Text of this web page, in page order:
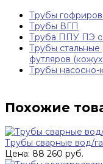
Трубы
Трубы ВГП
Труба ППУ ПЭ
Трубы стальные
футляров
Трубы насосно-
Похожие
Трубы сварные вод/
Цена: 88 260 руб.